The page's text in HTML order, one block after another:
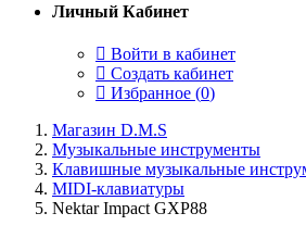
Личный Кабинет
Войти в кабинет
Создать кабинет
Избранное (0)
Магазин D.M.S
Музыкальные инструменты
Клавишные музыкальные
MIDI-клавиатуры
Nektar Impact GXP88